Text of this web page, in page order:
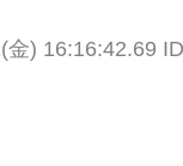
金) 16:16:42.69